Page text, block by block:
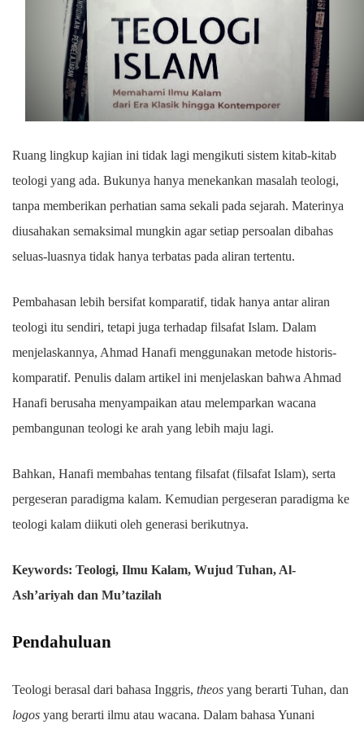
Ruang lingkup kajian ini tidak lagi mengikuti sistem kitab-kitab
teologi yang ada. Bukunya hanya menekankan masalah teologi,
tanpa memberikan perhatian sama sekali pada sejarah. Materinya
diusahakan semaksimal mungkin agar setiap persoalan dibahas
seluas-luasnya tidak hanya terbatas pada aliran tertentu.
Pembahasan lebih bersifat komparatif, tidak hanya antar aliran
teologi itu sendiri, tetapi juga terhadap filsafat Islam. Dalam
menjelaskannya, Ahmad Hanafi menggunakan metode historis-
komparatif. Penulis dalam artikel ini menjelaskan bahwa Ahmad
Hanafi berusaha menyampaikan atau melemparkan wacana
pembangunan teologi ke arah yang lebih maju lagi.
Bahkan, Hanafi membahas tentang filsafat (filsafat Islam), serta
pergeseran paradigma kalam. Kemudian pergeseran paradigma ke
teologi kalam diikuti oleh generasi berikutnya.
Keywords: Teologi, Ilmu Kalam, Wujud Tuhan, Al-
Ash’ariyah dan Mu’tazilah
Pendahuluan
Teologi berasal dari bahasa Inggris, theos yang berarti Tuhan, dan
logos yang berarti ilmu atau wacana. Dalam bahasa Yunani